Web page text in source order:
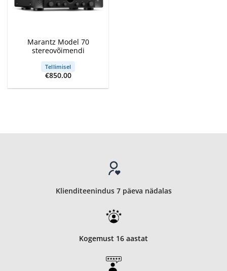
Marantz Model 70
stereovõimendi
Tellimisel
€850.00
Klienditeenindus 7 päeva nädalas
Kogemust 16 aastat